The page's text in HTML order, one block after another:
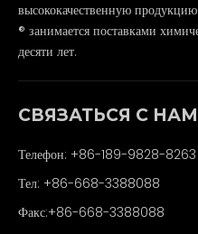
высококачественную
® занимается поставками
десяти лет.
СВЯЗАТЬСЯ С
Телефон: +86-189-9828-8263
Тел: +86-668-3388088
Факс:+86-668-3388088